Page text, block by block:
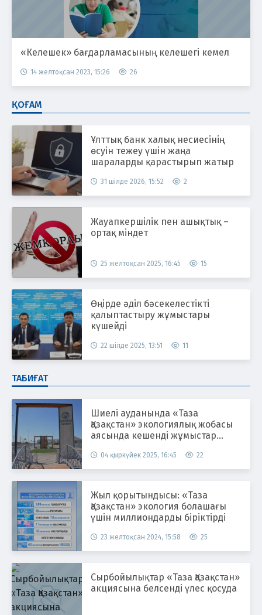
«Келешек» бағдарламасының келешегі кемел
14 желтоқсан 2023, 15:26 26
ҚОҒАМ
Ұлттық банк халық несиесінің
өсуін тежеу үшін жаңа
шараларды қарастырып жатыр
31 шілде 2026, 15:52 2
Жауапкершілік пен ашықтық –
ортақ міндет
25 желтоқсан 2025, 16:45 15
Өңірде әділ бәсекелестікті
қалыптастыру жұмыстары
күшейді
22 шілде 2025, 13:51 11
ТАБИҒАТ
Шиелі ауданында «Таза
Қазақстан» экологиялық жобасы
аясында кешенді жұмыстар
04 қыркүйек 2025, 16:45 22
Жыл қорытындысы: «Таза
Қазақстан» экология болашағы
үшін миллиондарды біріктірді
23 желтоқсан 2024, 15:58 25
Сырбойылықтар «Таза Қазақстан»
акциясына белсенді үлес қосуда